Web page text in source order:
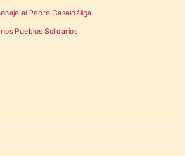
al Padre Casaldáliga
Pueblos Solidarios